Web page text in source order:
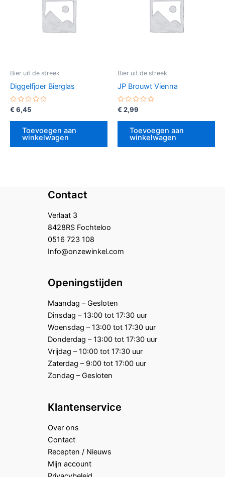
Bier uit de streek
Diggelfjoer Bierglas
Gewaardeerd
0
uit
€ 6,45
Toevoegen aan
winkelwagen
Bier uit de streek
JP Brouwt Vienna
Gewaardeerd
0
uit
€ 2,99
Toevoegen aan
winkelwagen
Contact
Verlaat 3
8428RS Fochteloo
0516 723 108
Info@onzewinkel.com
Openingstijden
Maandag – Gesloten
Dinsdag – 13:00 tot 17:30 uur
Woensdag – 13:00 tot 17:30 uur
Donderdag – 13:00 tot 17:30 uur
Vrijdag – 10:00 tot 17:30 uur
Zaterdag – 9:00 tot 17:00 uur
Zondag – Gesloten
Klantenservice
Over ons
Contact
Recepten / Nieuws
Mijn account